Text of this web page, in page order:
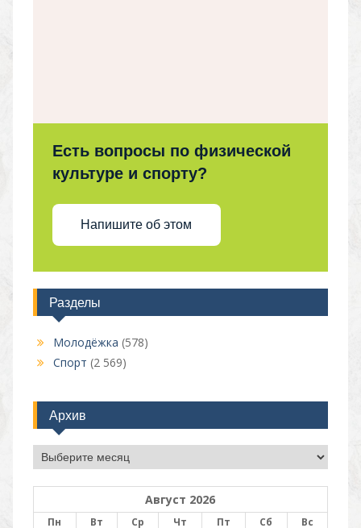
Есть вопросы по физической
культуре и спорту?
Напишите об этом
Разделы
Молодёжка (578)
Спорт (2 569)
Архив
Архив
Август 2026
Пн Вт Ср Чт Пт Сб
Вс